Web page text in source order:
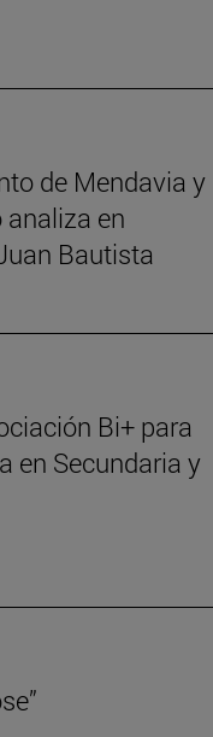
de Mendavia y
en
Bautista
Bi+ para
en Secundaria y